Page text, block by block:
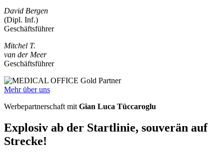
David Bergen
(Dipl. Inf.)
Geschäftsführer
Mitchel T.
van der Meer
Geschäftsführer
Mehr über uns
Werbepartnerschaft mit Gian Luca Tüccaroglu
Explosiv ab der Startlinie, souverän auf
Strecke!